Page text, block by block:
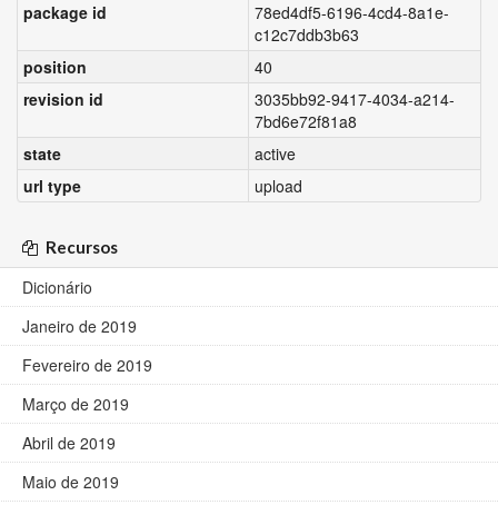
package id
78ed4df5-6196-4cd4-8a1e-
c12c7ddb3b63
position
40
revision id
3035bb92-9417-4034-a214-
7bd6e72f81a8
state
active
url type
upload
Recursos
Dicionário
Janeiro de 2019
Fevereiro de 2019
Março de 2019
Abril de 2019
Maio de 2019